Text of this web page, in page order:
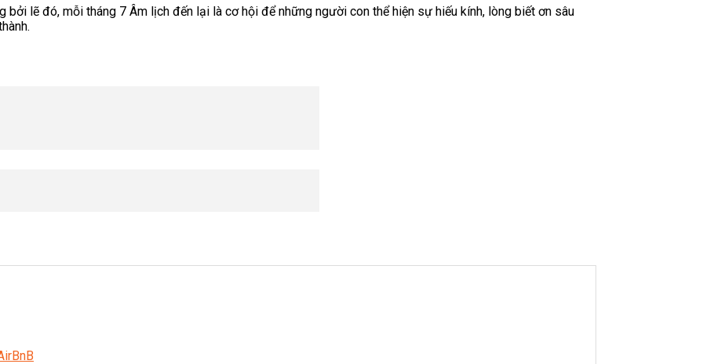
bởi lẽ đó, mỗi tháng 7 Âm lịch đến lại là cơ hội để những người con thể hiện sự hiếu kính, lòng biết ơn sâu